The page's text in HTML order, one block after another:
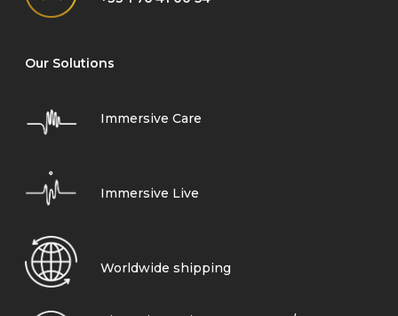
Our Solutions
Immersive Care
Immersive Live
Worldwide shipping